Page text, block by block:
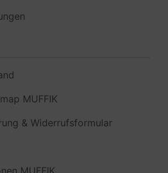
MUFFIK
& Widerrufsformular
MUFFIK